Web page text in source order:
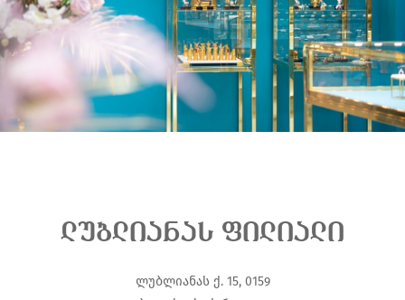
ლუბლიანას ფილიალი
ლუბლიანას ქ. 15, 0159